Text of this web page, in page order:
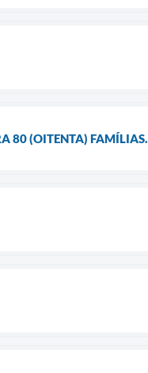
80 (OITENTA) FAMÍLIAS.